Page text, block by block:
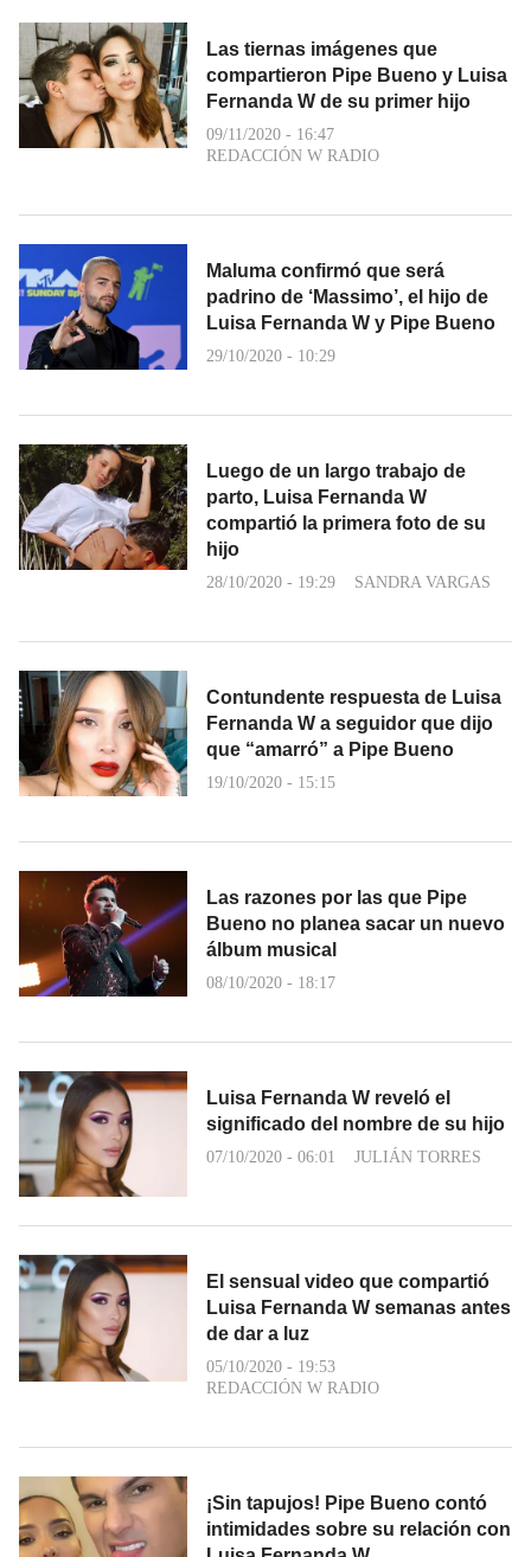
Las tiernas imágenes que
compartieron Pipe Bueno y Luisa
Fernanda W de su primer hijo
09/11/2020 - 16:47
REDACCIÓN W RADIO
Maluma confirmó que será
padrino de ‘Massimo’, el hijo de
Luisa Fernanda W y Pipe Bueno
29/10/2020 - 10:29
Luego de un largo trabajo de
parto, Luisa Fernanda W
compartió la primera foto de su
hijo
28/10/2020 - 19:29 SANDRA VARGAS
Contundente respuesta de Luisa
Fernanda W a seguidor que dijo
que “amarró” a Pipe Bueno
19/10/2020 - 15:15
Las razones por las que Pipe
Bueno no planea sacar un nuevo
álbum musical
08/10/2020 - 18:17
Luisa Fernanda W reveló el
significado del nombre de su hijo
07/10/2020 - 06:01 JULIÁN TORRES
El sensual video que compartió
Luisa Fernanda W semanas antes
de dar a luz
05/10/2020 - 19:53
REDACCIÓN W RADIO
¡Sin tapujos! Pipe Bueno contó
intimidades sobre su relación con